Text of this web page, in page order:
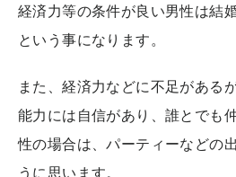
経済力等の条件が良い男性は結
という事になります。
また、経済力などに不足がある
能力には自信があり、誰とでも
性の場合は、パーティーなどの
うに思います。